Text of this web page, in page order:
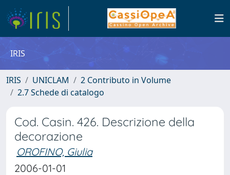
IRIS
IRIS UNICLAM
2 Contributo in Volume
2.7 Schede di catalogo
Cod. Casin. 426. Descrizione della
decorazione
OROFINO, Giulia
2006-01-01